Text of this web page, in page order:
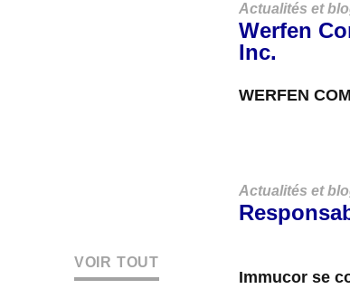
VOIR TOUT
Actualités et
Werfen
Inc.
WERFEN
Actualités et
Immucor se